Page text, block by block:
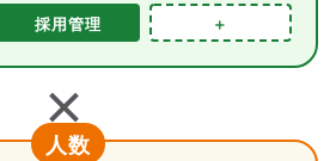
採用管理 ＋
＋
人数